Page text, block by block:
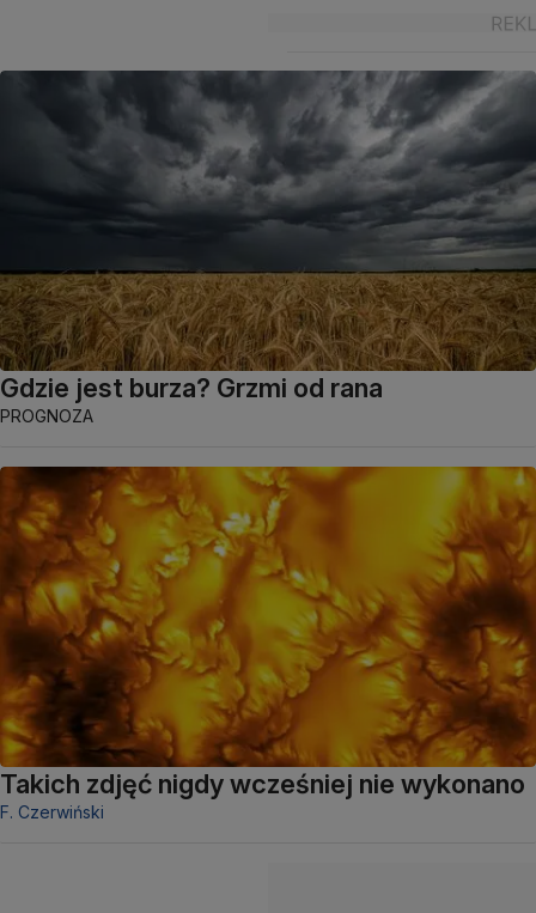
Gdzie jest burza? Grzmi od rana
PROGNOZA
Takich zdjęć nigdy wcześniej nie wykonano
F. Czerwiński